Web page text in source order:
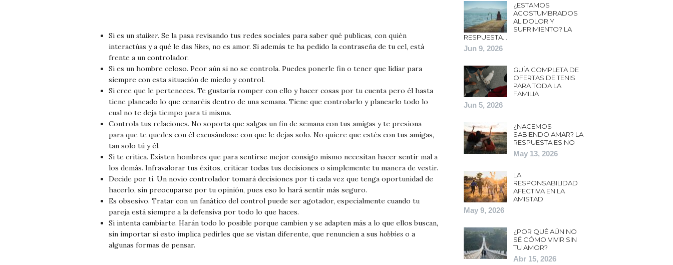
Si es un stalker. Se la pasa revisando tus redes sociales para saber qué publicas, con quién
interactúas y a qué le das likes, no es amor. Si además te ha pedido la contraseña de tu cel, está
frente a un controlador.
Si es un hombre celoso. Peor aún si no se controla. Puedes ponerle fin o tener que lidiar para
siempre con esta situación de miedo y control.
Si cree que le perteneces. Te gustaría romper con ello y hacer cosas por tu cuenta pero él hasta
tiene planeado lo que cenaréis dentro de una semana. Tiene que controlarlo y planearlo todo lo
cual no te deja tiempo para ti misma.
Controla tus relaciones. No soporta que salgas un fin de semana con tus amigas y te presiona
para que te quedes con él excusándose con que le dejas solo. No quiere que estés con tus amigas,
tan solo tú y él.
Si te critica. Existen hombres que para sentirse mejor consigo mismo necesitan hacer sentir mal a
los demás. Infravalorar tus éxitos, criticar todas tus decisiones o simplemente tu manera de vestir.
Decide por ti. Un novio controlador tomará decisiones por ti cada vez que tenga oportunidad de
hacerlo, sin preocuparse por tu opinión, pues eso lo hará sentir más seguro.
Es obsesivo. Tratar con un fanático del control puede ser agotador, especialmente cuando tu
pareja está siempre a la defensiva por todo lo que haces.
Si intenta cambiarte. Harán todo lo posible porque cambien y se adapten más a lo que ellos buscan,
sin importar si esto implica pedirles que se vistan diferente, que renuncien a sus hobbies o a
algunas formas de pensar.
¿ESTAMOS
ACOSTUMBRADOS
AL DOLOR Y
SUFRIMIENTO? LA
RESPUESTA…
Jun 9, 2026
GUÍA COMPLETA DE
OFERTAS DE TENIS
PARA TODA LA
FAMILIA
Jun 5, 2026
¿NACEMOS
SABIENDO AMAR? LA
RESPUESTA ES NO
May 13, 2026
LA
RESPONSABILIDAD
AFECTIVA EN LA
AMISTAD
May 9, 2026
¿POR QUÉ AÚN NO
SÉ CÓMO VIVIR SIN
TU AMOR?
Abr 15, 2026